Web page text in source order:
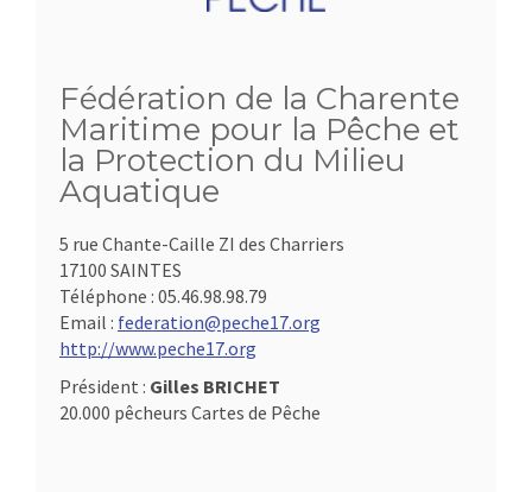
Fédération de la Charente
Maritime pour la Pêche et
la Protection du Milieu
Aquatique
5 rue Chante-Caille ZI des Charriers
17100 SAINTES
Téléphone : 05.46.98.98.79
Email : federation@peche17.org
http://www.peche17.org
Président : Gilles BRICHET
20.000 pêcheurs Cartes de Pêche